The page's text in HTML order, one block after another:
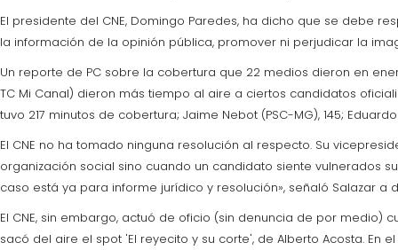
El presidente del CNE, Domingo Paredes, ha dicho que se debe
la información de la opinión pública, promover ni perjudicar la
Un reporte de PC sobre la cobertura que 22 medios dieron en
TC Mi Canal) dieron más tiempo al aire a ciertos candidatos
tuvo 217 minutos de cobertura; Jaime Nebot (PSC-MG), 145;
El CNE no ha tomado ninguna resolución al respecto. Su
organización social sino cuando un candidato siente vulnerados
caso está ya para informe jurídico y resolución», señaló Salazar a
El CNE, sin embargo, actuó de oficio (sin denuncia de por
sacó del aire el spot 'El reyecito y su corte', de Alberto Acosta.